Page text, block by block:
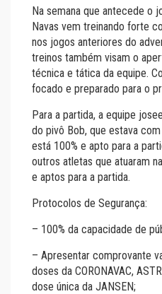
Na semana que antecede o
Navas vem treinando forte
nos jogos anteriores do
treinos também visam o
técnica e tática da equipe.
focado e preparado para o
Para a partida, a equipe
do pivô Bob, que estava
está 100% e apto para a
outros atletas que atuaram
e aptos para a partida.
Protocolos de Segurança:
– 100% da capacidade de
– Apresentar comprovante
doses da CORONAVAC,
dose única da JANSEN;